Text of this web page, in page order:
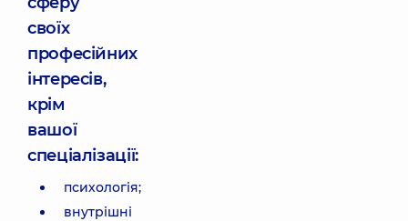
своїх
професійних
інтересів,
крім
вашої
спеціалізації:
психологія;
внутрішні